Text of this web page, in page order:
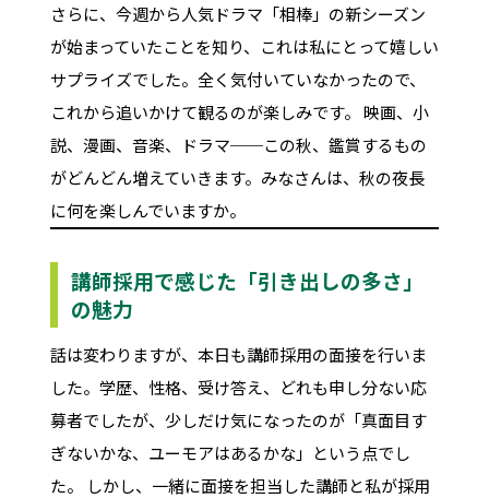
さらに、今週から人気ドラマ「相棒」の新シーズン
が始まっていたことを知り、これは私にとって嬉しい
サプライズでした。全く気付いていなかったので、
これから追いかけて観るのが楽しみです。 映画、小
説、漫画、音楽、ドラマ──この秋、鑑賞するもの
がどんどん増えていきます。みなさんは、秋の夜長
に何を楽しんでいますか。
講師採用で感じた「引き出しの多さ」
の魅力
話は変わりますが、本日も講師採用の面接を行いま
した。学歴、性格、受け答え、どれも申し分ない応
募者でしたが、少しだけ気になったのが「真面目す
ぎないかな、ユーモアはあるかな」という点でし
た。 しかし、一緒に面接を担当した講師と私が採用